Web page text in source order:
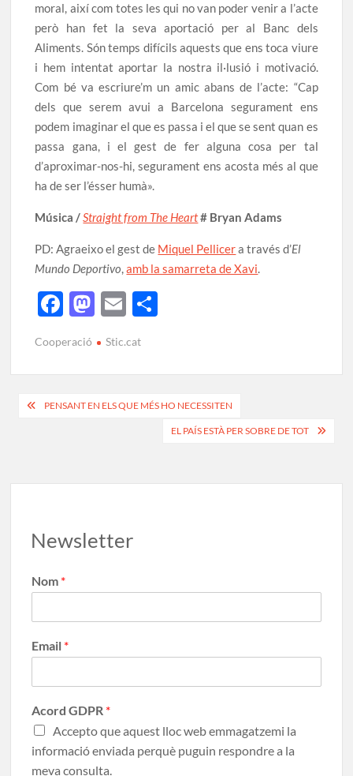
moral, així com totes les qui no van poder venir a l’acte
però han fet la seva aportació per al Banc dels
Aliments. Són temps difícils aquests que ens toca viure
i hem intentat aportar la nostra il·lusió i motivació.
Com bé va escriure’m un amic abans de l’acte: “Cap
dels que serem avui a Barcelona segurament ens
podem imaginar el que es passa i el que se sent quan es
passa gana, i el gest de fer alguna cosa per tal
d’aproximar-nos-hi, segurament ens acosta més al que
ha de ser l’ésser humà».
Música /Straight from The Heart# Bryan Adams
PD: Agraeixo el gest de Miquel Pellicera través d’El
Mundo Deportivo,amb la samarreta de Xavi.
F
e
b
o
M
to
d
o
E
ail
p
ar
te
Cooperació Stic.cat
PENSANT EN ELS QUE MÉS HO NECESSITEN
EL PAÍS ESTÀ PER SOBRE DE TOT
Newsletter
Nom *
Email *
Acord GDPR *
Accepto que aquest lloc web emmagatzemi la
informació enviada perquè puguin respondre a la
meva consulta.